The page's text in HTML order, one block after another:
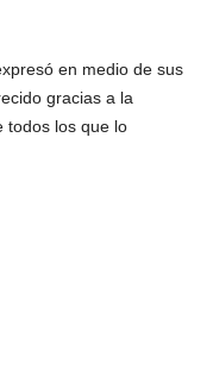
en medio de sus
gracias a la
todos los que lo